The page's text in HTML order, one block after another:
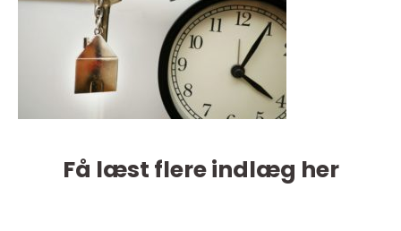
Få læst flere indlæg her